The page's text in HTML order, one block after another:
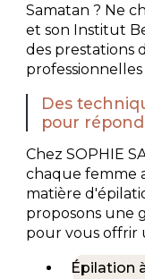
Samatan ? Ne
et son Institut
des prestations
Des
pour
Chez SOPHIE
chaque femme
matière
proposons une
pour vous offrir
Épilation